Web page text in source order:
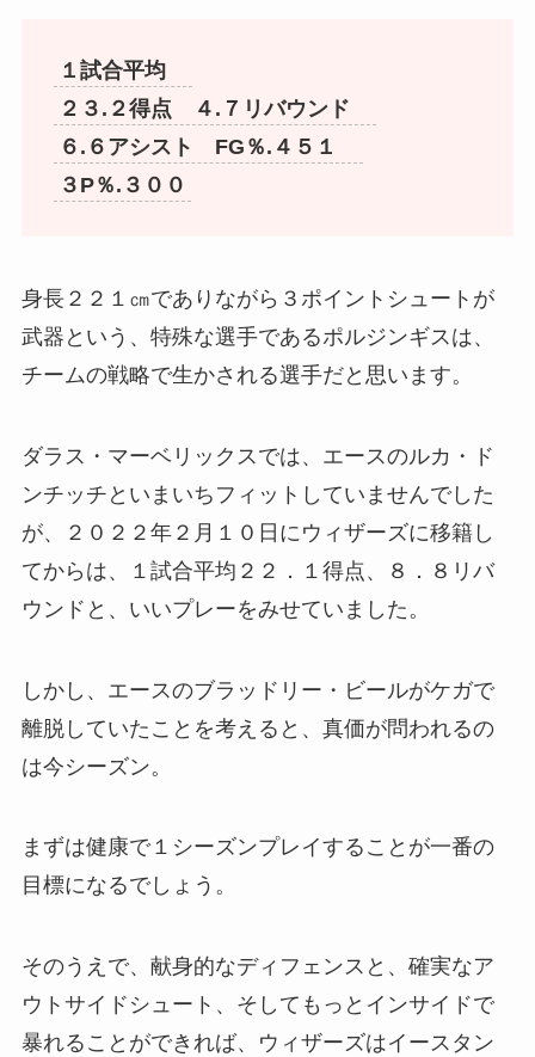
１試合平均
２３.２得点 ４.７リバウンド
６.６アシスト FG％.４５１
３P％.３００
身長２２１㎝でありながら３ポイントシュートが
武器という、特殊な選手であるポルジンギスは、
チームの戦略で生かされる選手だと思います。
ダラス・マーベリックスでは、エースのルカ・ド
ンチッチといまいちフィットしていませんでした
が、２０２２年２月１０日にウィザーズに移籍し
てからは、１試合平均２２．１得点、８．８リバ
ウンドと、いいプレーをみせていました。
しかし、エースのブラッドリー・ビールがケガで
離脱していたことを考えると、真価が問われるの
は今シーズン。
まずは健康で１シーズンプレイすることが一番の
目標になるでしょう。
そのうえで、献身的なディフェンスと、確実なア
ウトサイドシュート、そしてもっとインサイドで
暴れることができれば、ウィザーズはイースタン